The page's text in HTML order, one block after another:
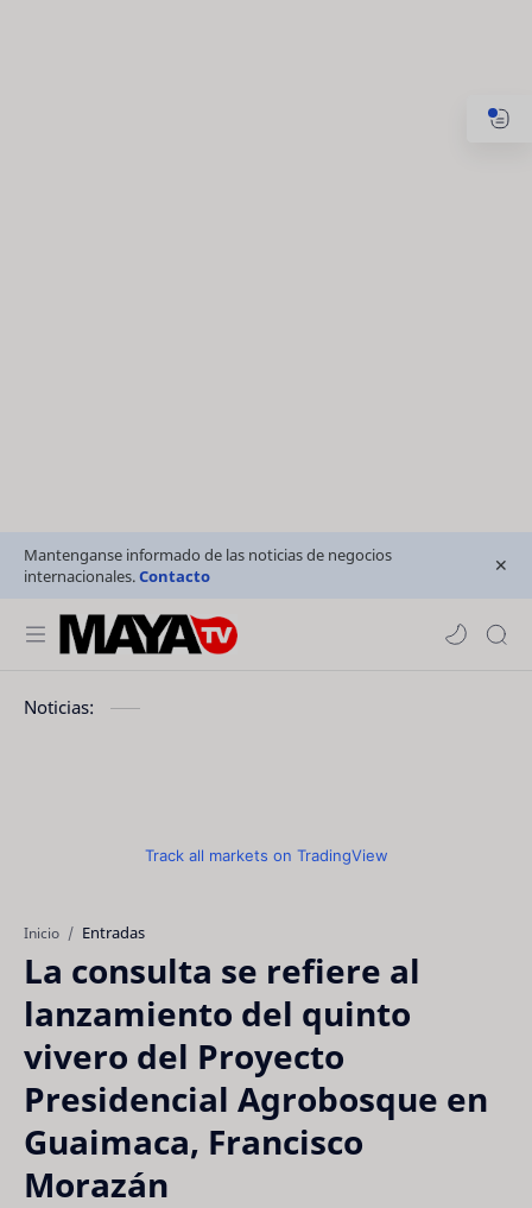
Mantenganse informado de las noticias de negocios
internacionales.Contacto
Noticias:
Track all markets on TradingView
Inicio Entradas
La consulta se refiere al
lanzamiento del quinto
vivero del Proyecto
Presidencial Agrobosque en
Guaimaca, Francisco
Morazán